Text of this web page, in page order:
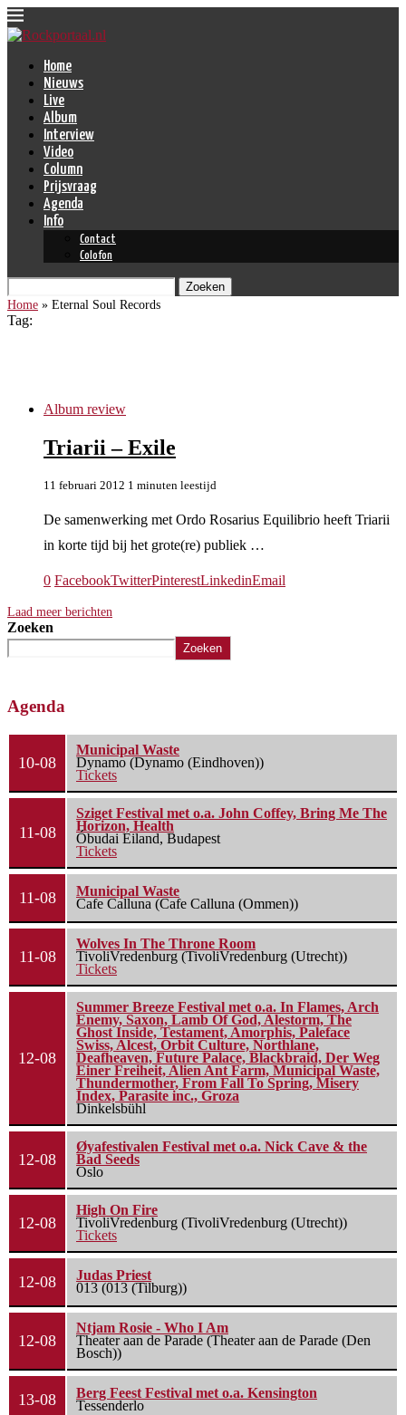
Home
Nieuws
Live
Album
Interview
Video
Column
Prijsvraag
Agenda
Info
Contact
Colofon
Zoeken
Home » Eternal Soul Records
Tag:
Album review
Triarii – Exile
11 februari 2012 1 minuten leestijd
De samenwerking met Ordo Rosarius Equilibrio heeft Triarii
in korte tijd bij het grote(re) publiek …
0 FacebookTwitterPinterestLinkedinEmail
Laad meer berichten
Zoeken
Zoeken
Agenda
10-08
Municipal Waste
Dynamo (Dynamo (Eindhoven))
Tickets
11-08
Sziget Festival met o.a. John Coffey, Bring Me The
Horizon, Health
Óbudai Eiland, Budapest
Tickets
11-08
Municipal Waste
Cafe Calluna (Cafe Calluna (Ommen))
11-08
Wolves In The Throne Room
TivoliVredenburg (TivoliVredenburg (Utrecht))
Tickets
12-08
Summer Breeze Festival met o.a. In Flames, Arch
Enemy, Saxon, Lamb Of God, Alestorm, The
Ghost Inside, Testament, Amorphis, Paleface
Swiss, Alcest, Orbit Culture, Northlane,
Deafheaven, Future Palace, Blackbraid, Der Weg
Einer Freiheit, Alien Ant Farm, Municipal Waste,
Thundermother, From Fall To Spring, Misery
Index, Parasite inc., Groza
Dinkelsbühl
12-08
Øyafestivalen Festival met o.a. Nick Cave & the
Bad Seeds
Oslo
12-08
High On Fire
TivoliVredenburg (TivoliVredenburg (Utrecht))
Tickets
12-08
Judas Priest
013 (013 (Tilburg))
12-08
Ntjam Rosie - Who I Am
Theater aan de Parade (Theater aan de Parade (Den
Bosch))
13-08
Berg Feest Festival met o.a. Kensington
Tessenderlo